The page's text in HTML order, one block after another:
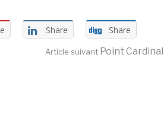
Share Share
Article suivant Point Cardinal